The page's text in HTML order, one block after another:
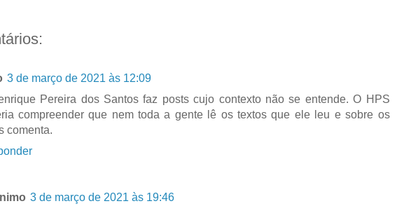
3 de março de 2021 às 12:09
Pereira dos Santos faz posts cujo contexto não se entende. O HPS
compreender que nem toda a gente lê os textos que ele leu e sobre os
comenta.
3 de março de 2021 às 19:46